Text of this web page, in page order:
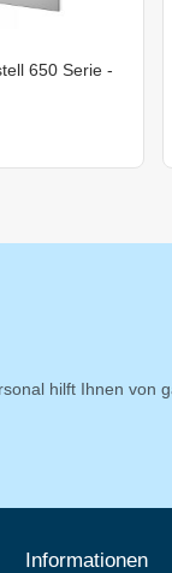
650 Serie -
hilft Ihnen von
Informationen